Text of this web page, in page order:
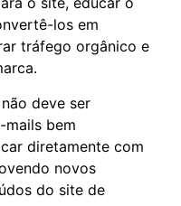
los em
tráfego orgânico e
deve ser
mails bem
diretamente com
novos
do site de